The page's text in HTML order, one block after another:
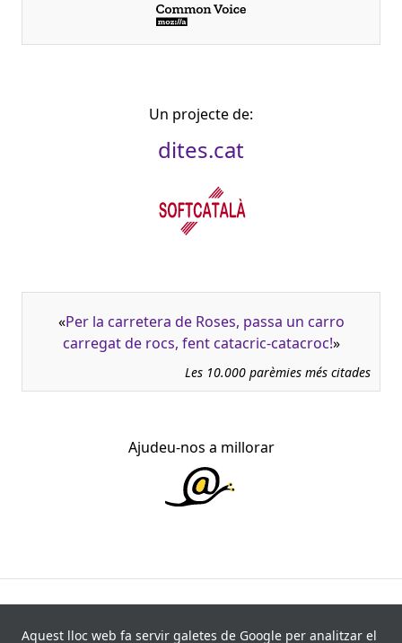
Un projecte de:
dites.cat
«Per la carretera de Roses, passa un carro
carregat de rocs, fent catacric-catacroc!»
Les 10.000 parèmies més citades
Ajudeu-nos a millorar
recollides de 840 fonts i 8.113 informants. Última
Aquest lloc web fa servir galetes de Google per analitzar el